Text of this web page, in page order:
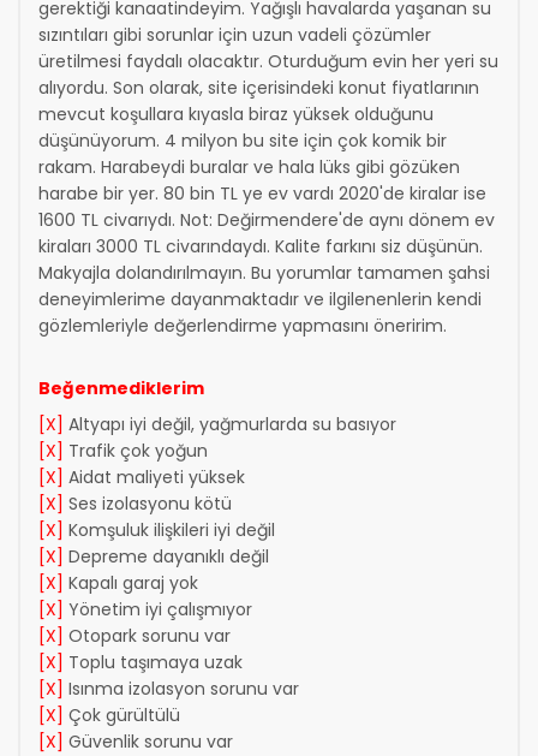
gerektiği kanaatindeyim. Yağışlı havalarda yaşanan su
sızıntıları gibi sorunlar için uzun vadeli çözümler
üretilmesi faydalı olacaktır. Oturduğum evin her yeri su
alıyordu. Son olarak, site içerisindeki konut fiyatlarının
mevcut koşullara kıyasla biraz yüksek olduğunu
düşünüyorum. 4 milyon bu site için çok komik bir
rakam. Harabeydi buralar ve hala lüks gibi gözüken
harabe bir yer. 80 bin TL ye ev vardı 2020'de kiralar ise
1600 TL civarıydı. Not: Değirmendere'de aynı dönem ev
kiraları 3000 TL civarındaydı. Kalite farkını siz düşünün.
Makyajla dolandırılmayın. Bu yorumlar tamamen şahsi
deneyimlerime dayanmaktadır ve ilgilenenlerin kendi
gözlemleriyle değerlendirme yapmasını öneririm.
Beğenmediklerim
[X] Altyapı iyi değil, yağmurlarda su basıyor
[X] Trafik çok yoğun
[X] Aidat maliyeti yüksek
[X] Ses izolasyonu kötü
[X] Komşuluk ilişkileri iyi değil
[X] Depreme dayanıklı değil
[X] Kapalı garaj yok
[X] Yönetim iyi çalışmıyor
[X] Otopark sorunu var
[X] Toplu taşımaya uzak
[X] Isınma izolasyon sorunu var
[X] Çok gürültülü
[X] Güvenlik sorunu var